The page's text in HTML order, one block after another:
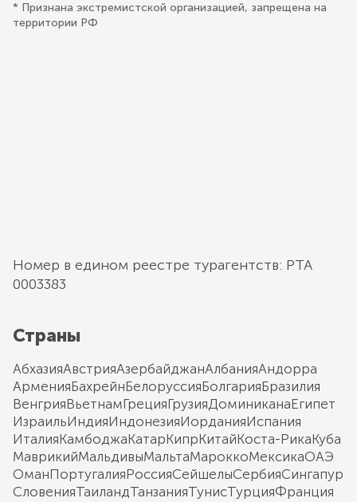
* Признана экстремистской организацией, запрещена на
территории РФ
Номер в едином реестре турагентств: РТА
0003383
Страны
АбхазияАвстрияАзербайджанАлбанияАндорра
АрменияБахрейнБелоруссияБолгарияБразилия
ВенгрияВьетнамГрецияГрузияДоминиканаЕгипет
ИзраильИндияИндонезияИорданияИспания
ИталияКамбоджаКатарКипрКитайКоста-РикаКуба
МаврикийМальдивыМальтаМароккоМексикаОАЭ
ОманПортугалияРоссияСейшелыСербияСингапур
СловенияТаиландТанзанияТунисТурцияФранция